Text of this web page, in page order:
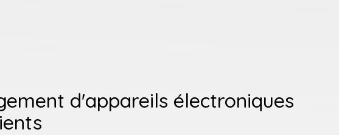
d'appareils électroniques